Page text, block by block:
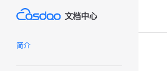
Skip to content 文档中心
简介